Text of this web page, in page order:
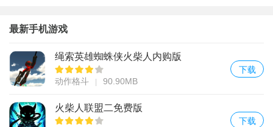
最新手机游戏
绳索英雄蜘蛛侠火柴人内购版
动作格斗 90.90MB
下载
火柴人联盟二免费版
下载